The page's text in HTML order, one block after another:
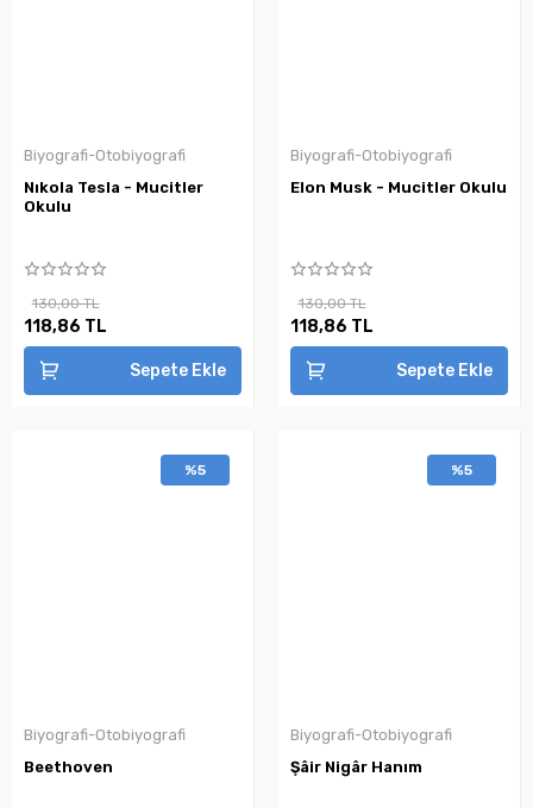
Biyografi-Otobiyografi
Nıkola Tesla - Mucitler
Okulu
130,00 TL
118,86 TL
Sepete Ekle
Biyografi-Otobiyografi
Elon Musk - Mucitler Okulu
130,00 TL
118,86 TL
Sepete Ekle
%5
Biyografi-Otobiyografi
Beethoven
%5
Biyografi-Otobiyografi
Şâir Nigâr Hanım